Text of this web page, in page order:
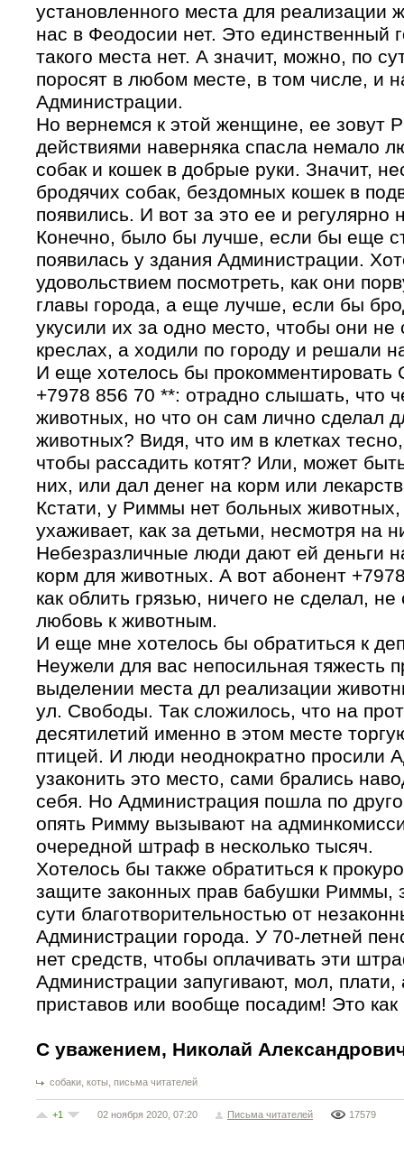
установленного места для реализации
нас в Феодосии нет. Это единственный
такого места нет. А значит, можно, по
поросят в любом месте, в том числе, и
Администрации.
Но вернемся к этой женщине, ее зовут
действиями наверняка спасла немало
собак и кошек в добрые руки. Значит,
бродячих собак, бездомных кошек в
появились. И вот за это ее и регулярно
Конечно, было бы лучше, если бы еще
появилась у здания Администрации.
удовольствием посмотреть, как они
главы города, а еще лучше, если бы
укусили их за одно место, чтобы они не
креслах, а ходили по городу и решали
И еще хотелось бы
+7978 856 70 **: отрадно слышать, что
животных, но что он сам лично сделал
животных? Видя, что им в клетках
чтобы рассадить котят? Или, может
них, или дал денег на корм или
Кстати, у Риммы нет больных
ухаживает, как за детьми, несмотря на
Небезразличные люди дают ей деньги
корм для животных. А вот абонент
как облить грязью, ничего не сделал,
любовь к животным.
И еще мне хотелось бы обратиться к
Неужели для вас непосильная тяжесть
выделении места дл реализации
ул. Свободы. Так сложилось, что на
десятилетий именно в этом месте
птицей. И люди неоднократно просили
узаконить это место, сами брались
себя. Но Администрация пошла по
опять Римму вызывают на
очередной штраф в несколько тысяч.
Хотелось бы также обратиться к
защите законных прав бабушки Риммы,
сути благотворительностью от
Администрации города. У 70-летней
нет средств, чтобы оплачивать эти
Администрации запугивают, мол,
приставов или вообще посадим! Это как
С уважением, Николай
собаки, коты, письма читателей
+1 02 ноября 2020, 07:20 Письма читателей 17579